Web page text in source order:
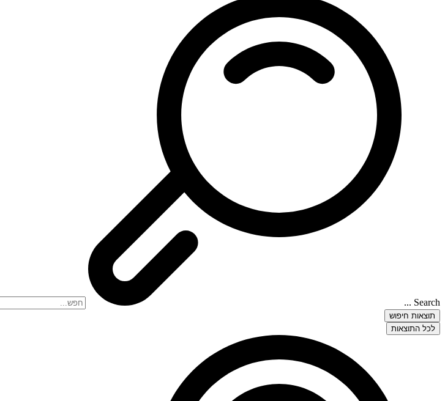
Search ...
תוצאות חיפוש
לכל התוצאות